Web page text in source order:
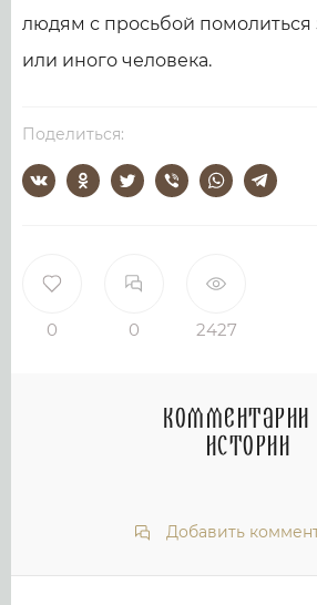
0 0 2427
людям с просьбой помолиться
или иного человека.
Поделиться:
истории
Добавить